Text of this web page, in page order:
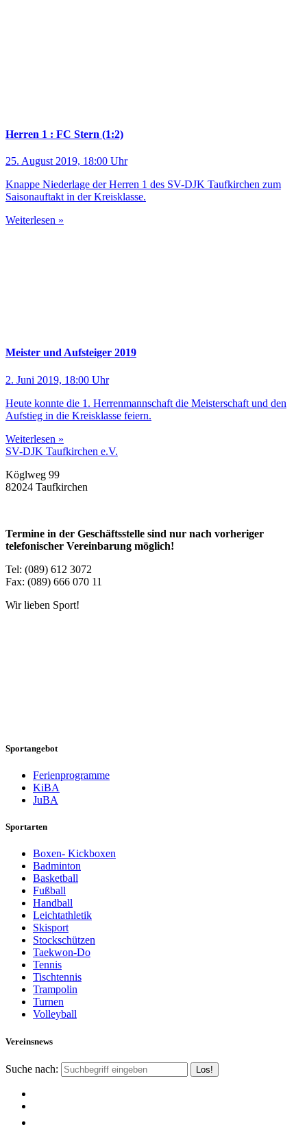
Herren 1 : FC Stern (1:2)
25. August 2019, 18:00 Uhr
Knappe Niederlage der Herren 1 des SV-DJK Taufkirchen zum
Saisonauftakt in der Kreisklasse.
Weiterlesen »
Meister und Aufsteiger 2019
2. Juni 2019, 18:00 Uhr
Heute konnte die 1. Herrenmannschaft die Meisterschaft und den
Aufstieg in die Kreisklasse feiern.
Weiterlesen »
SV-DJK Taufkirchen e.V.
Köglweg 99
82024 Taufkirchen
Termine in der Geschäftsstelle sind nur nach vorheriger
telefonischer Vereinbarung möglich!
Tel: (089) 612 3072
Fax: (089) 666 070 11
Wir lieben Sport!
Sportangebot
Ferienprogramme
KiBA
JuBA
Sportarten
Boxen- Kickboxen
Badminton
Basketball
Fußball
Handball
Leichtathletik
Skisport
Stockschützen
Taekwon-Do
Tennis
Tischtennis
Trampolin
Turnen
Volleyball
Vereinsnews
Suche nach: